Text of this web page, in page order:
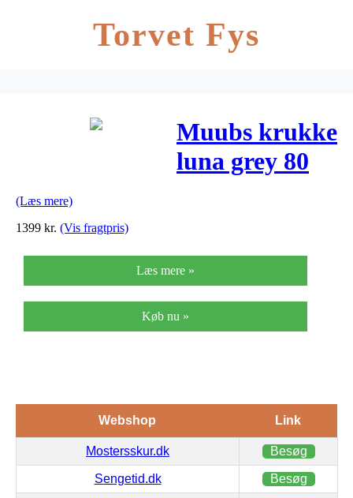
Torvet Fys
Muubs krukke
luna grey 80
(Læs mere)
1399 kr. (Vis fragtpris)
Læs mere »
Køb nu »
Webshop Link
Mostersskur.dk Besøg
Sengetid.dk Besøg